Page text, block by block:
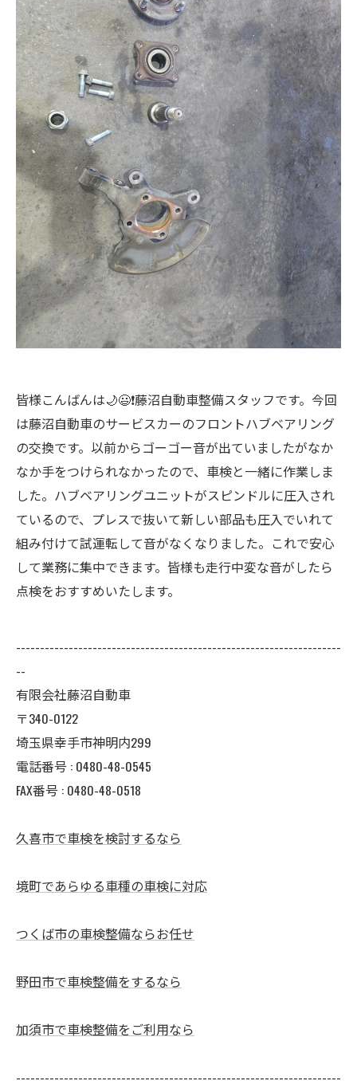
皆様こんばんは🌙😃❗藤沼自動車整備スタッフです。今回
は藤沼自動車のサービスカーのフロントハブベアリング
の交換です。以前からゴーゴー音が出ていましたがなか
なか手をつけられなかったので、車検と一緒に作業しま
した。ハブベアリングユニットがスピンドルに圧入され
ているので、プレスで抜いて新しい部品も圧入でいれて
組み付けて試運転して音がなくなりました。これで安心
して業務に集中できます。皆様も走行中変な音がしたら
点検をおすすめいたします。
--------------------------------------------------------------------
--
有限会社藤沼自動車
〒340-0122
埼玉県幸手市神明内299
電話番号 : 0480-48-0545
FAX番号 : 0480-48-0518
久喜市で車検を検討するなら
境町であらゆる車種の車検に対応
つくば市の車検整備ならお任せ
野田市で車検整備をするなら
加須市で車検整備をご利用なら
--------------------------------------------------------------------